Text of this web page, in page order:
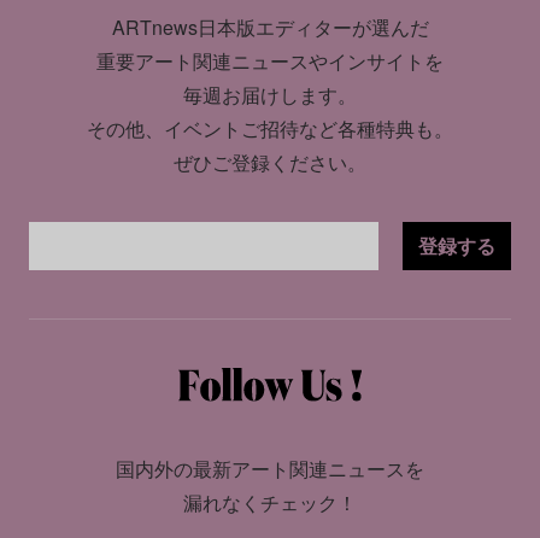
ARTnews日本版エディターが選んだ
重要アート関連ニュースやインサイトを
毎週お届けします。
その他、イベントご招待など各種特典も。
ぜひご登録ください。
登録する
国内外の最新アート関連ニュースを
漏れなくチェック！